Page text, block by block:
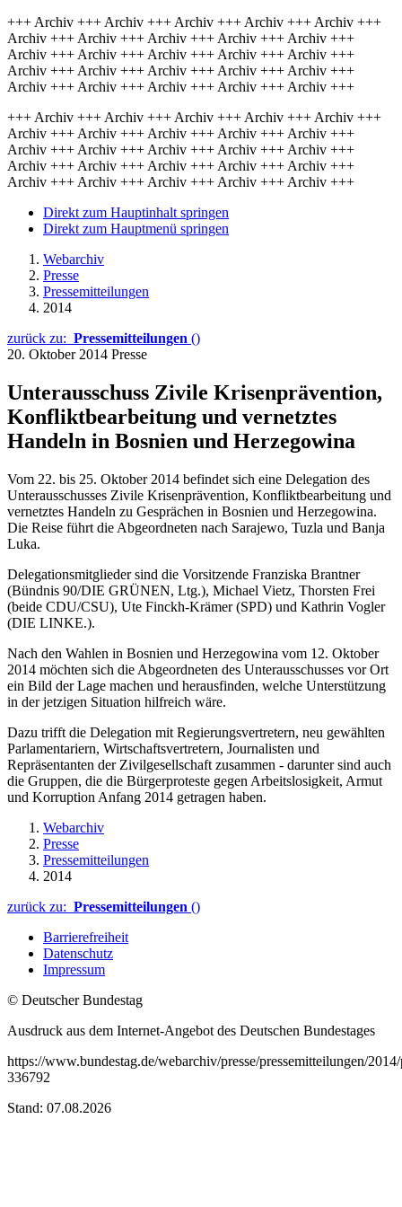
+++ Archiv +++ Archiv +++ Archiv +++ Archiv +++ Archiv +++
Archiv +++ Archiv +++ Archiv +++ Archiv +++ Archiv +++
Archiv +++ Archiv +++ Archiv +++ Archiv +++ Archiv +++
Archiv +++ Archiv +++ Archiv +++ Archiv +++ Archiv +++
Archiv +++ Archiv +++ Archiv +++ Archiv +++ Archiv +++
+++ Archiv +++ Archiv +++ Archiv +++ Archiv +++ Archiv +++
Archiv +++ Archiv +++ Archiv +++ Archiv +++ Archiv +++
Archiv +++ Archiv +++ Archiv +++ Archiv +++ Archiv +++
Archiv +++ Archiv +++ Archiv +++ Archiv +++ Archiv +++
Archiv +++ Archiv +++ Archiv +++ Archiv +++ Archiv +++
Direkt zum Hauptinhalt springen
Direkt zum Hauptmenü springen
Webarchiv
Presse
Pressemitteilungen
2014
zurück zu: Pressemitteilungen ()
20. Oktober 2014 Presse
Unterausschuss Zivile Krisenprävention,
Konfliktbearbeitung und vernetztes
Handeln in Bosnien und Herzegowina
Vom 22. bis 25. Oktober 2014 befindet sich eine Delegation des
Unterausschusses Zivile Krisenprävention, Konfliktbearbeitung und
vernetztes Handeln zu Gesprächen in Bosnien und Herzegowina.
Die Reise führt die Abgeordneten nach Sarajewo, Tuzla und Banja
Luka.
Delegationsmitglieder sind die Vorsitzende Franziska Brantner
(Bündnis 90/DIE GRÜNEN, Ltg.), Michael Vietz, Thorsten Frei
(beide CDU/CSU), Ute Finckh-Krämer (SPD) und Kathrin Vogler
(DIE LINKE.).
Nach den Wahlen in Bosnien und Herzegowina vom 12. Oktober
2014 möchten sich die Abgeordneten des Unterausschusses vor Ort
ein Bild der Lage machen und herausfinden, welche Unterstützung
in der jetzigen Situation hilfreich wäre.
Dazu trifft die Delegation mit Regierungsvertretern, neu gewählten
Parlamentariern, Wirtschaftsvertretern, Journalisten und
Repräsentanten der Zivilgesellschaft zusammen - darunter sind auch
die Gruppen, die die Bürgerproteste gegen Arbeitslosigkeit, Armut
und Korruption Anfang 2014 getragen haben.
Webarchiv
Presse
Pressemitteilungen
2014
zurück zu: Pressemitteilungen ()
Barrierefreiheit
Datenschutz
Impressum
© Deutscher Bundestag
Ausdruck aus dem Internet-Angebot des Deutschen Bundestages
https://www.bundestag.de/webarchiv/presse/pressemitteilungen/
336792
Stand: 07.08.2026